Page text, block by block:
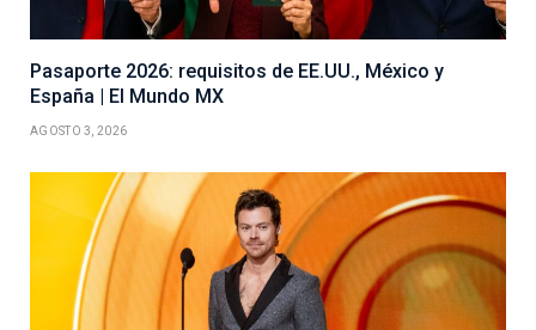
Pasaporte 2026: requisitos de EE.UU., México y
España | El Mundo MX
AGOSTO 3, 2026